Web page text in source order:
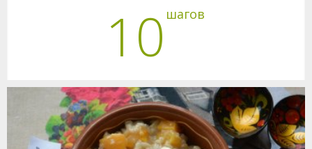
10 шагов